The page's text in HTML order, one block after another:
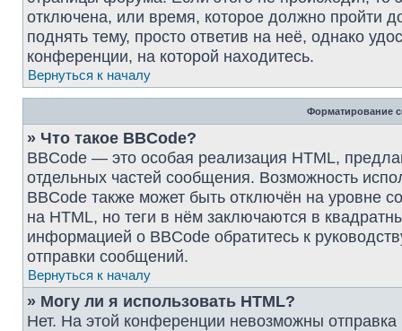
отключена, или время, которое должно пройти
поднять тему, просто ответив на неё, однако
конференции, на которой находитесь.
Вернуться к началу
Форматирование
» Что такое BBCode?
BBCode — это особая реализация HTML,
отдельных частей сообщения. Возможность
BBCode также может быть отключён на уровне
на HTML, но теги в нём заключаются в
информацией о BBCode обратитесь к
отправки сообщений.
Вернуться к началу
» Могу ли я использовать HTML?
Нет. На этой конференции невозможны